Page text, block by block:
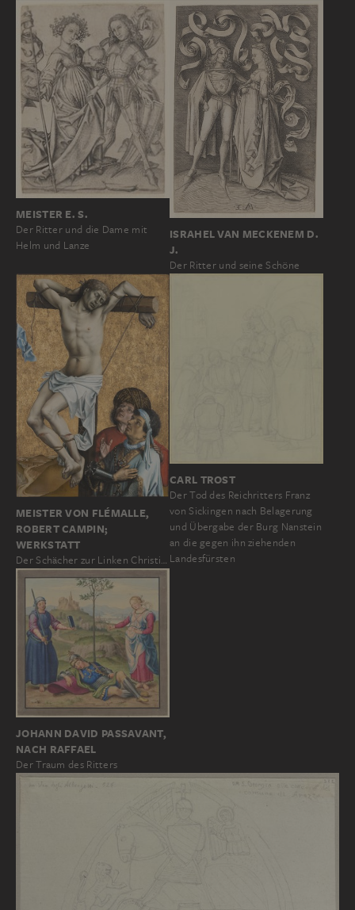
MEISTER E. S.
Der Ritter und die Dame mit
Helm und Lanze
ISRAHEL VAN MECKENEM D.
J.
Der Ritter und seine Schöne
MEISTER VON FLÉMALLE,
ROBERT CAMPIN;
WERKSTATT
Der Schächer zur Linken Christi…
CARL TROST
Der Tod des Reichritters Franz
von Sickingen nach Belagerung
und Übergabe der Burg Nanstein
an die gegen ihn ziehenden
Landesfürsten
JOHANN DAVID PASSAVANT,
NACH RAFFAEL
Der Traum des Ritters